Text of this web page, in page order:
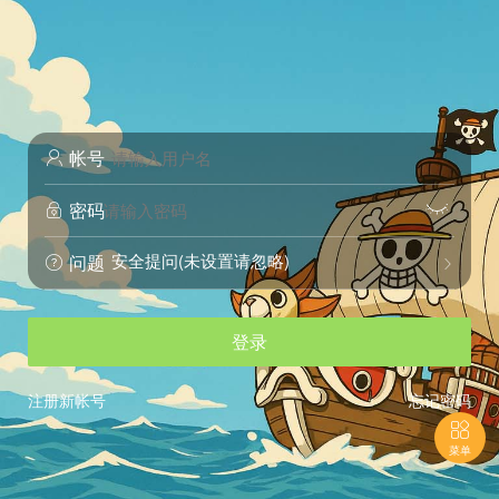
 帐号
 密码 
 问题 
安全提问(未设置请忽略)
登录
忘记密码
注册新帐号

菜单